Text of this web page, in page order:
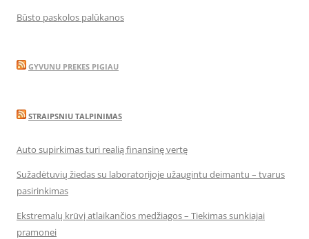
Būsto paskolos palūkanos
GYVUNU PREKES PIGIAU
STRAIPSNIU TALPINIMAS
Auto supirkimas turi realią finansinę vertę
Sužadėtuvių žiedas su laboratorijoje užaugintu deimantu – tvarus
pasirinkimas
Ekstremalų krūvį atlaikančios medžiagos – Tiekimas sunkiajai
pramonei